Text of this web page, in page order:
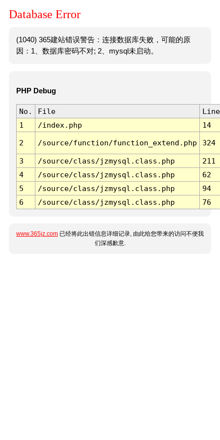
Database Error
(1040) 365建站错误警告：连接数据库失败，可能的原
因：1、数据库密码不对; 2、mysql未启动。
PHP Debug
No. File
Line
1
/index.php 14
2 /source/function/function_extend.php 324
3 /source/class/jzmysql.class.php
211
4
/source/class/jzmysql.class.php
62
5
/source/class/jzmysql.class.php
94
6
/source/class/jzmysql.class.php 76
www.365jz.com 已经将此出错信息详细记录, 由此给您带来的访问不便我
们深感歉意.